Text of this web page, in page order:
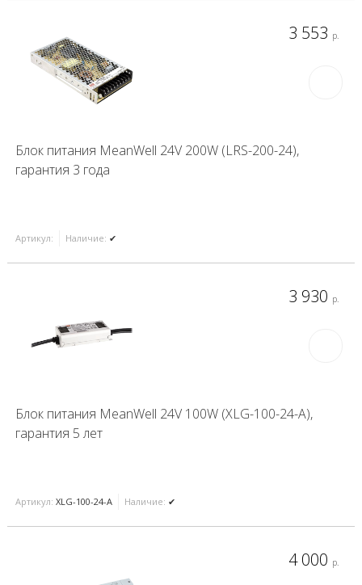
Блок питания MeanWell 24V 200W (LRS-200-24),
гарантия 3 года
Артикул: Наличие: ✔
3 553 р.
Блок питания MeanWell 24V 100W (XLG-100-24-A),
гарантия 5 лет
Артикул: XLG-100-24-A Наличие: ✔
3 930 р.
4 000 р.